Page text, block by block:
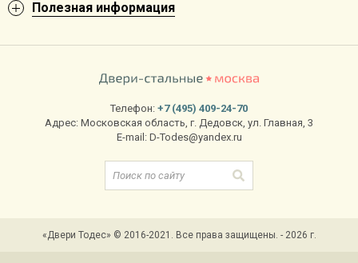
Полезная информация
Телефон: +7 (495) 409-24-70
Адрес: Московская область, г. Дедовск, ул. Главная, 3
E-mail: D-Todes@yandex.ru
«Двери Тодес» © 2016-2021. Все права защищены. - 2026 г.